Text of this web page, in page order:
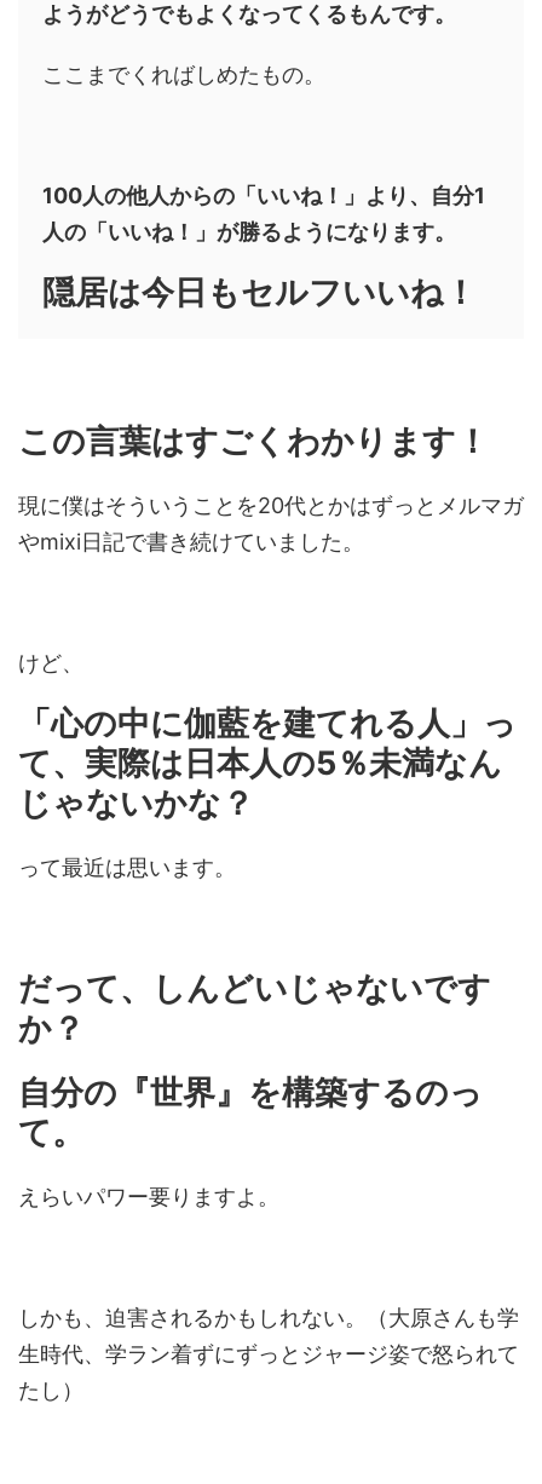
ようがどうでもよくなってくるもんです。
ここまでくればしめたもの。
100人の他人からの「いいね！」より、自分1
人の「いいね！」が勝るようになります。
隠居は今日もセルフいいね！
この言葉はすごくわかります！
現に僕はそういうことを20代とかはずっとメルマガ
やmixi日記で書き続けていました。
けど、
「心の中に伽藍を建てれる人」っ
て、実際は日本人の5％未満なん
じゃないかな？
って最近は思います。
だって、しんどいじゃないです
か？
自分の『世界』を構築するのっ
て。
えらいパワー要りますよ。
しかも、迫害されるかもしれない。（大原さんも学
生時代、学ラン着ずにずっとジャージ姿で怒られて
たし）